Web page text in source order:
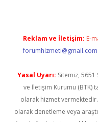
Reklam ve İletişim: E-
forumhizmeti@gmail.com
Yasal Uyarı: Sitemiz, 5651
ve İletişim Kurumu (BTK)
olarak hizmet
olarak denetleme veya